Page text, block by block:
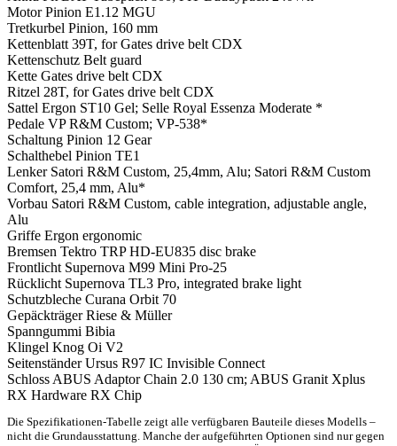
MotorPinion E1.12 MGU
Tretkurbel Pinion, 160 mm
Kettenblatt 39T, for Gates drive belt CDX
Kettenschutz Belt guard
Kette Gates drive belt CDX
Ritzel 28T, for Gates drive belt CDX
Sattel Ergon ST10 Gel; Selle Royal Essenza Moderate *
Pedale VP R&M Custom; VP-538*
Schaltung Pinion 12 Gear
Schalthebel Pinion TE1
Lenker Satori R&M Custom, 25,4mm, Alu; Satori R&M Custom
Comfort, 25,4 mm, Alu*
Vorbau Satori R&M Custom, cable integration, adjustable angle,
Alu
Griffe Ergon ergonomic
Bremsen Tektro TRP HD-EU835 disc brake
Frontlicht Supernova M99 Mini Pro-25
Rücklicht Supernova TL3 Pro, integrated brake light
Schutzbleche Curana Orbit 70
GepäckträgerRiese & Müller
Spanngummi Bibia
Klingel Knog Oi V2
SeitenständerUrsus R97 IC Invisible Connect
Schloss ABUS Adaptor Chain 2.0 130 cm; ABUS Granit Xplus
RX Hardware RX Chip
Die Spezifikationen-Tabelle zeigt alle verfügbaren Bauteile dieses Modells –
nicht die Grundausstattung. Manche der aufgeführten Optionen sind nur gegen